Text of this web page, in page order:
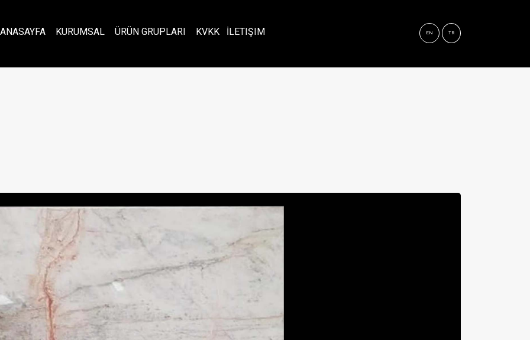
ANASAYFA KURUMSAL ÜRÜN GRUPLARI KVKK İLETIŞIM EN TR